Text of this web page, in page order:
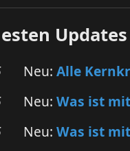
Updates
Neu: Alle
Neu: Was ist
Neu: Was ist